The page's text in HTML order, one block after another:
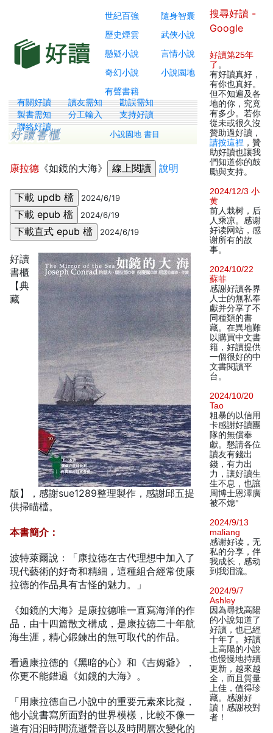
世紀百強
隨身智囊
歷史煙雲
武俠小說
懸疑小說
言情小說
奇幻小說
小說園地
有聲書籍
有關好讀 讀友需知
勘誤需知
製書需知
分工輸入
支持好讀
聯絡好讀
小說園地 書目
康拉德 《如鏡的大海》 說明
2024/6/19
2024/6/19
2024/6/19
好讀
書櫃
【典
藏
版】，感謝sue1289整理製作，感謝邱五提
供掃瞄檔。
本書簡介：
波特萊爾說：「康拉德在古代理想中加入了
現代藝術的好奇和精細，這種組合經常使康
拉德的作品具有古怪的魅力。」
《如鏡的大海》是康拉德唯一直寫海洋的作
品，由十四篇散文構成，是康拉德二十年航
海生涯，精心鍛鍊出的無可取代的作品。
看過康拉德的《黑暗的心》和《吉姆爺》，
你更不能錯過《如鏡的大海》。
「用康拉德自己小說中的重要元素來比擬，
他小說書寫所面對的世界模樣，比較不像一
道有汨汨時間流逝聲音以及時間層次變化的
搜尋好讀 -
Google
好讀第25年
了 。
有好讀真好，
有你也真好。
但不知遍及各
地的你，究竟
有多少。若你
從未或很久沒
贊助過好讀，
請按這裡 ，贊
助好讀也讓我
們知道你的鼓
勵與支持。
2024/12/3 小
黄
前人栽树，后
人乘凉。感谢
好读网站，感
谢所有的故
事。
2024/10/22
蘇菲
感謝好讀各界
人士的無私奉
獻并分享了不
同種類的書
藏。在異地難
以購買中文書
籍，好讀提供
一個很好的中
文書閱讀平
台。
2024/10/20
Tao
粗暴的以信用
卡感謝好讀團
隊的無償奉
獻。懇請各位
讀友有錢出
錢，有力出
力，讓好讀生
生不息，也讓
周博士恩澤廣
被不熄°
2024/9/13
maliang
感谢好读，无
私的分享，伴
我成长，感动
到我泪流。
2024/9/7
Ashley
因為尋找高陽
的小說知道了
好讀，也已經
十年了。好讀
上高陽的小說
也慢慢地持續
更新，越來越
全，而且質量
上佳，值得珍
藏。感謝好
讀！感謝校對
者！